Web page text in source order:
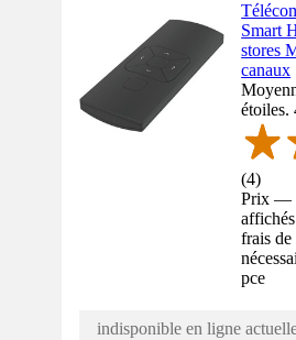
Smart
stores
canaux
étoiles.
(4)
Prix —
frais de
pce
indisponible en ligne